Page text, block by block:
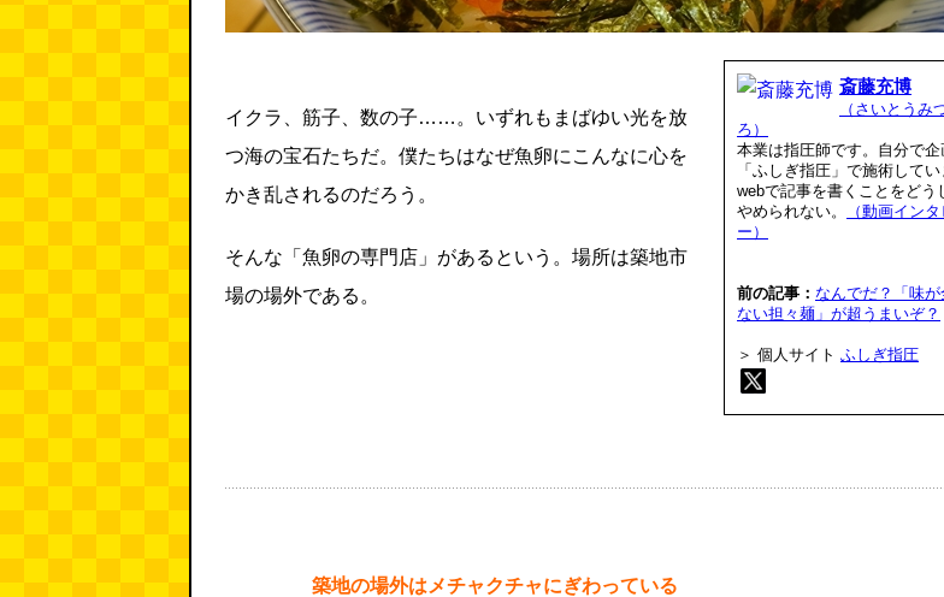
イクラ、筋子、数の子……。いずれもまばゆい光を放
つ海の宝石たちだ。僕たちはなぜ魚卵にこんなに心を
かき乱されるのだろう。
そんな「魚卵の専門店」があるという。場所は築地市
場の場外である。
斎藤充博
（さいとうみ
ろ）
本業は指圧師です。自分で企
「ふしぎ指圧」で施術してい
webで記事を書くことをどう
やめられない。
（動画インタ
ー）
前の記事： なんでだ？「味が
ない担々麺」が超うまいぞ？
＞ 個人サイト ふしぎ指圧
築地の場外はメチャクチャにぎわっている